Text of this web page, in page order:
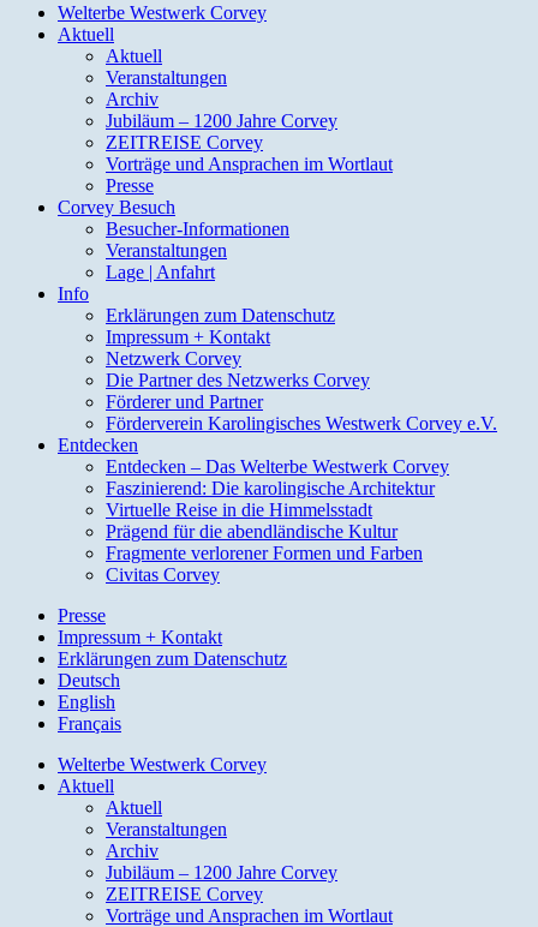
Close
Menu
Welterbe Westwerk Corvey
Aktuell
Aktuell
Veranstaltungen
Archiv
Jubiläum – 1200 Jahre Corvey
ZEITREISE Corvey
Vorträge und Ansprachen im Wortlaut
Presse
Corvey Besuch
Besucher-Informationen
Veranstaltungen
Lage | Anfahrt
Info
Erklärungen zum Datenschutz
Impressum + Kontakt
Netzwerk Corvey
Die Partner des Netzwerks Corvey
Förderer und Partner
Förderverein Karolingisches Westwerk Corvey e.V.
Entdecken
Entdecken – Das Welterbe Westwerk Corvey
Faszinierend: Die karolingische Architektur
Virtuelle Reise in die Himmelsstadt
Prägend für die abendländische Kultur
Fragmente verlorener Formen und Farben
Civitas Corvey
Presse
Impressum + Kontakt
Erklärungen zum Datenschutz
Deutsch
English
Français
Welterbe Westwerk Corvey
Aktuell
Aktuell
Veranstaltungen
Archiv
Jubiläum – 1200 Jahre Corvey
ZEITREISE Corvey
Vorträge und Ansprachen im Wortlaut